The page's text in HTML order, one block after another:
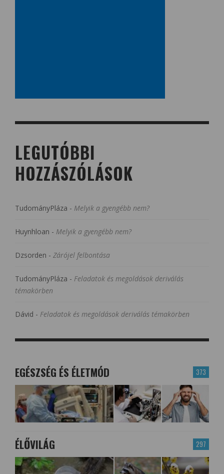
LEGUTÓBBI
HOZZÁSZÓLÁSOK
TudományPláza - Melyik a gyengébb nem?
Huynhloan - Melyik a gyengébb nem?
Dzsorden - Zárójel felbontása
TudományPláza - Feladatok és megoldások deriválás
témakörben
Dávid - Feladatok és megoldások deriválás témakörben
373
EGÉSZSÉG ÉS ÉLETMÓD
297
ÉLŐVILÁG